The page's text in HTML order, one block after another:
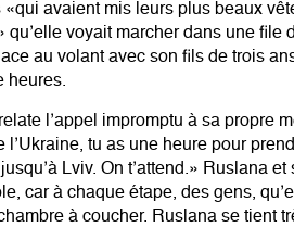
«qui avaient mis leurs plus beaux
qu’elle voyait marcher dans une file
au volant avec son fils de trois
heures.
l’appel impromptu à sa propre
l’Ukraine, tu as une heure pour
Lviv. On t’attend.» Ruslana
car à chaque étape, des gens,
à coucher. Ruslana se tient